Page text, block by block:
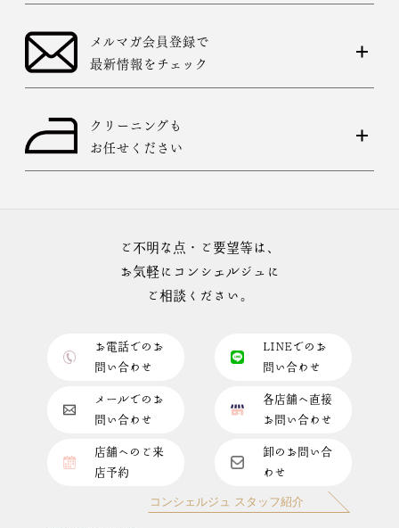
メルマガ会員登録で
最新情報をチェック
クリーニングも
お任せください
ご不明な点・ご要望等は、
お気軽にコンシェルジュに
ご相談ください。
お電話でのお
問い合わせ
LINEでのお
問い合わせ
メールでのお
問い合わせ
各店舗へ直接
お問い合わせ
店舗へのご来
店予約
卸のお問い合
わせ
コンシェルジュ スタッフ紹介